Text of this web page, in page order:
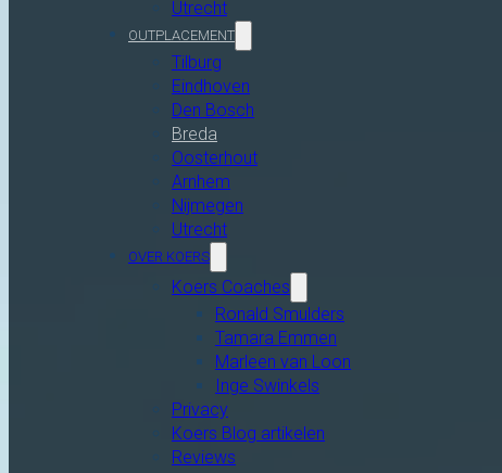
Utrecht
OUTPLACEMENT
Tilburg
Eindhoven
Den Bosch
Breda
Oosterhout
Arnhem
Nijmegen
Utrecht
OVER KOERS
Koers Coaches
Ronald Smulders
Tamara Emmen
Marleen van Loon
Inge Swinkels
Privacy
Koers Blog artikelen
Reviews